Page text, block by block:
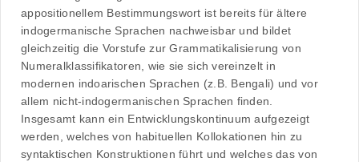
appositionellem Bestimmungswort ist bereits für ältere
indogermanische Sprachen nachweisbar und bildet
gleichzeitig die Vorstufe zur Grammatikalisierung von
Numeralklassifikatoren, wie sie sich vereinzelt in
modernen indoarischen Sprachen (z.B. Bengali) und vor
allem nicht-indogermanischen Sprachen finden.
Insgesamt kann ein Entwicklungskontinuum aufgezeigt
werden, welches von habituellen Kollokationen hin zu
syntaktischen Konstruktionen führt und welches das von